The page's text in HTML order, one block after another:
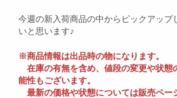
今週の新入荷商品の中からピックアップ
いと思います♪
※商品情報は出品時の物になります。
在庫の有無を含め、値段の変更や状態
能性もございます。
最新の価格や状態については販売ペー